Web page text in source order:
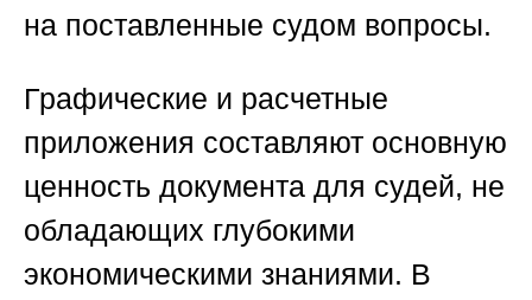
на поставленные судом вопросы.
Графические и расчетные
приложения составляют основную
ценность документа для судей, не
обладающих глубокими
экономическими знаниями. В